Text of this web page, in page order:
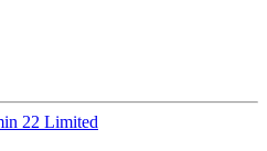
22 Limited